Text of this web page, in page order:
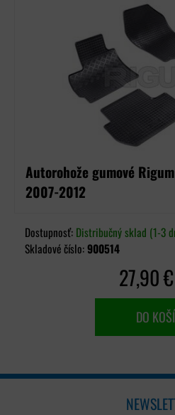
Autorohože gumové
2007-2012
Dostupnosť: Distribučný sklad (1-3
Skladové číslo:900514
27,90 €
DO